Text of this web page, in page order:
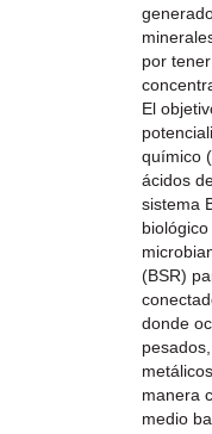
por
El
químico
ácidos
sistema
(BSR)
donde
manera
medio